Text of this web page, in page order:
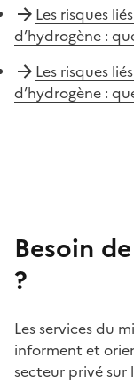
Les risques
d’hydrogène :
Les risques
d’hydrogène :
Besoin
?
Les services du
informent et
secteur privé sur